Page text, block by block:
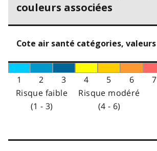
couleurs associées
Cote air santé catégories, valeurs
1 2 3 4 5 6 7
Risque faible
(1 - 3)
Risque modéré
(4 - 6)